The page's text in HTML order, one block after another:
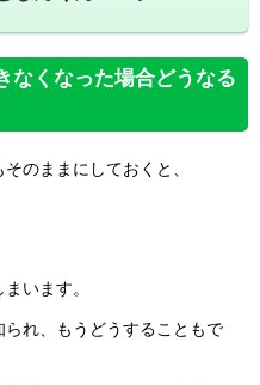
なくなった場合どうなる
のままにしておくと、
います。
れ、もうどうすることもで